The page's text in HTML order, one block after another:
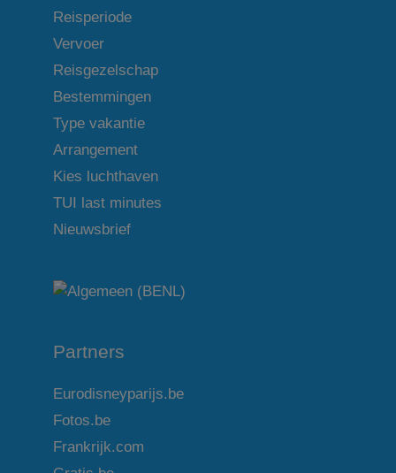
Reisperiode
Vervoer
Reisgezelschap
Bestemmingen
Type vakantie
Arrangement
Kies luchthaven
TUI last minutes
Nieuwsbrief
Partners
Eurodisneyparijs.be
Fotos.be
Frankrijk.com